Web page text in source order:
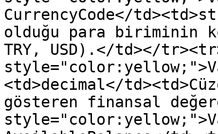
CurrencyCode</
olduğu para biriminin
TRY, USD).</td></
<td>decimal</
gösteren finansal